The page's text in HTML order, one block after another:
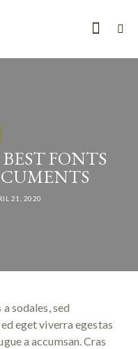
FONTS
21, 2020
sodales, sed
eget viverra egestas
a accumsan. Cras